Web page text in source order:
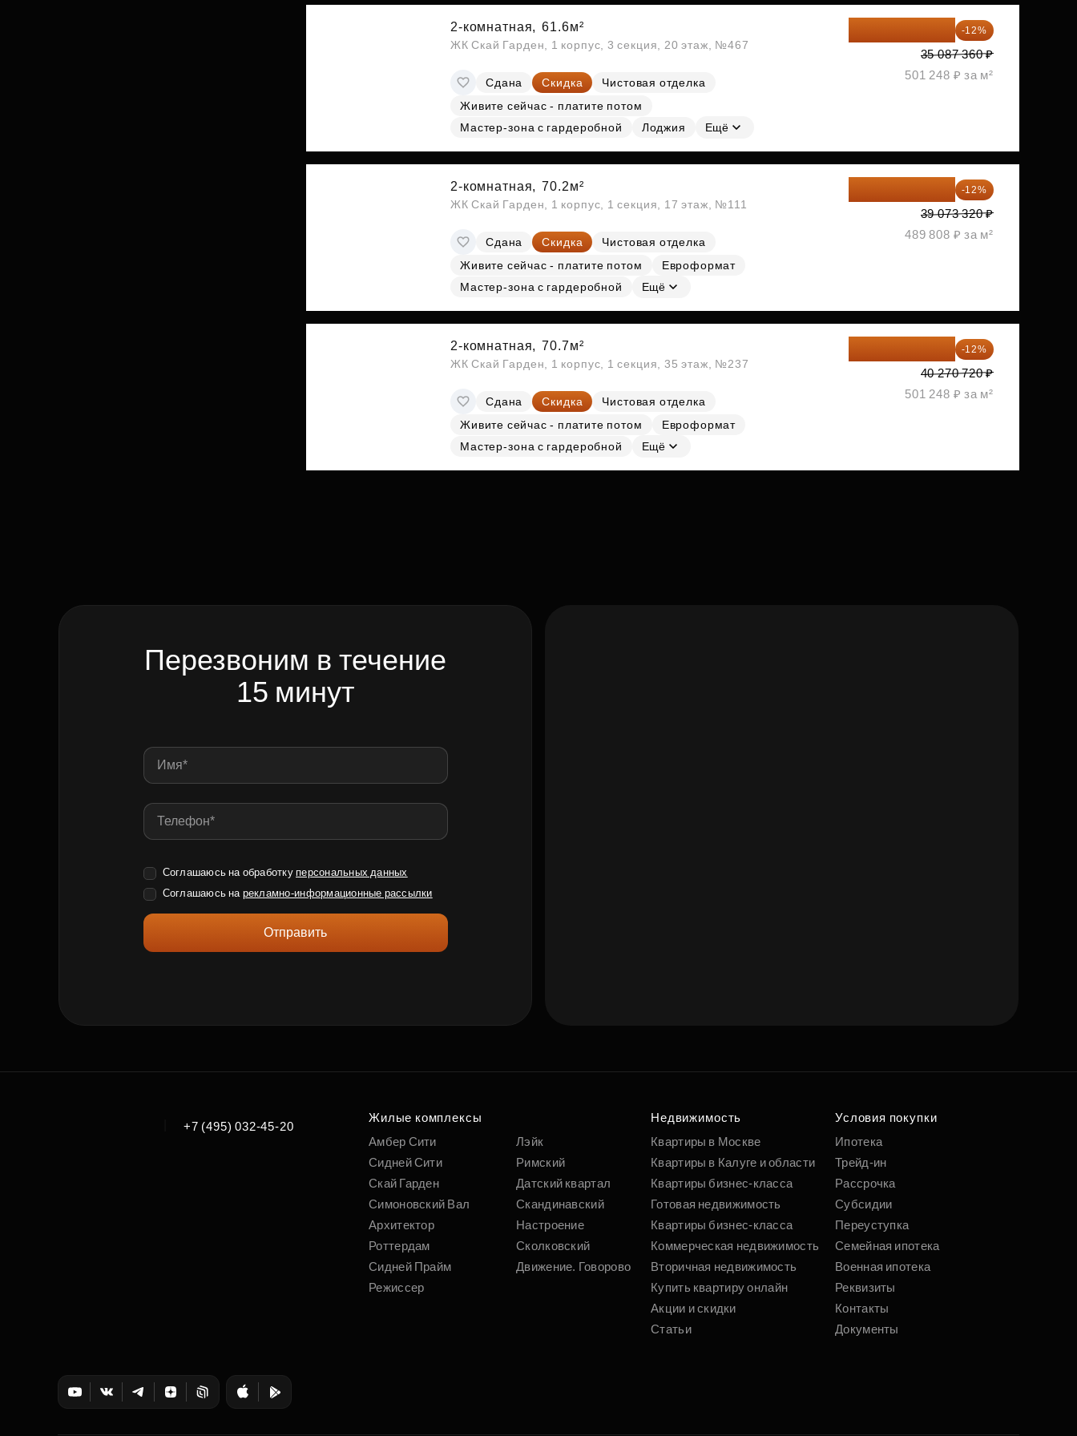
2-комнатная, 61.6м²
ЖК Скай Гарден, 1 корпус, 3 секция, 20 этаж, №467
Сдана Скидка
Чистовая отделка
Живите сейчас - платите потом
Мастер-зона с гардеробной
Лоджия Ещё
-12%
35 087 360 ₽
501 248 ₽ за м²
2-комнатная, 70.2м²
ЖК Скай Гарден, 1 корпус, 1 секция, 17 этаж, №111
Сдана Скидка
Чистовая отделка
Живите сейчас - платите потом
Евроформат
Мастер-зона с гардеробной
Ещё
-12%
39 073 320 ₽
489 808 ₽ за м²
2-комнатная, 70.7м²
ЖК Скай Гарден, 1 корпус, 1 секция, 35 этаж, №237
Сдана Скидка
Чистовая отделка
Живите сейчас - платите потом
Евроформат
Мастер-зона с гардеробной
Ещё
-12%
40 270 720 ₽
501 248 ₽ за м²
Перезвоним в течение
15 минут
Соглашаюсь на обработку персональных данных
Соглашаюсь на рекламно-информационные рассылки
Отправить
+7 (495) 032-45-20
Жилые комплексы
Амбер Сити
Сидней Сити
Скай Гарден
Симоновский Вал
Архитектор
Роттердам
Сидней Прайм
Режиссер
Лэйк
Римский
Датский квартал
Скандинавский
Настроение
Сколковский
Движение. Говорово
Недвижимость
Квартиры в Москве
Квартиры в Калуге и области
Квартиры бизнес-класса
Готовая недвижимость
Квартиры бизнес-класса
Коммерческая недвижимость
Вторичная недвижимость
Купить квартиру онлайн
Акции и скидки
Статьи
Условия покупки
Ипотека
Трейд-ин
Рассрочка
Субсидии
Переуступка
Семейная ипотека
Военная ипотека
Реквизиты
Контакты
Документы